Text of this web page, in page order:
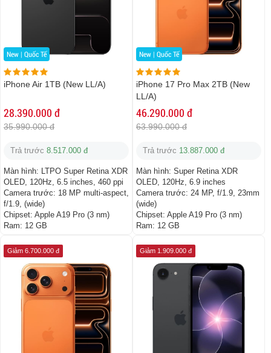
New | Quốc Tế
iPhone Air 1TB (New LL/A)
28.390.000 đ
35.990.000 đ
Trả trước 8.517.000 đ
Màn hình: LTPO Super Retina XDR
OLED, 120Hz, 6.5 inches, 460 ppi
Camera trước: 18 MP multi-aspect,
f/1.9, (wide)
Chipset: Apple A19 Pro (3 nm)
Ram: 12 GB
New | Quốc Tế
iPhone 17 Pro Max 2TB (New
LL/A)
46.290.000 đ
63.990.000 đ
Trả trước 13.887.000 đ
Màn hình: Super Retina XDR
OLED, 120Hz, 6.9 inches
Camera trước: 24 MP, f/1.9, 23mm
(wide)
Chipset: Apple A19 Pro (3 nm)
Ram: 12 GB
Giảm 6.700.000 đ Giảm 1.909.000 đ